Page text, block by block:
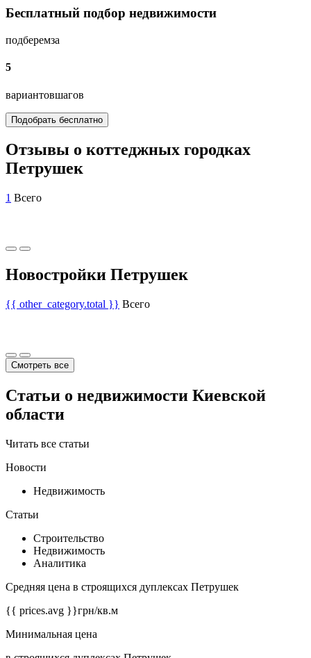
Бесплатный подбор недвижимости
подберемза
5
вариантовшагов
Подобрать бесплатно
Отзывы о коттеджных городках
Петрушек
1 Всего
Новостройки Петрушек
{{ other_category.total }} Всего
Смотреть все
Статьи о недвижимости Киевской
области
Читать все статьи
Новости
Недвижимость
Статьи
Строительство
Недвижимость
Аналитика
Средняя цена в строящихся дуплексах Петрушек
{{ prices.avg }}грн/кв.м
Минимальная цена